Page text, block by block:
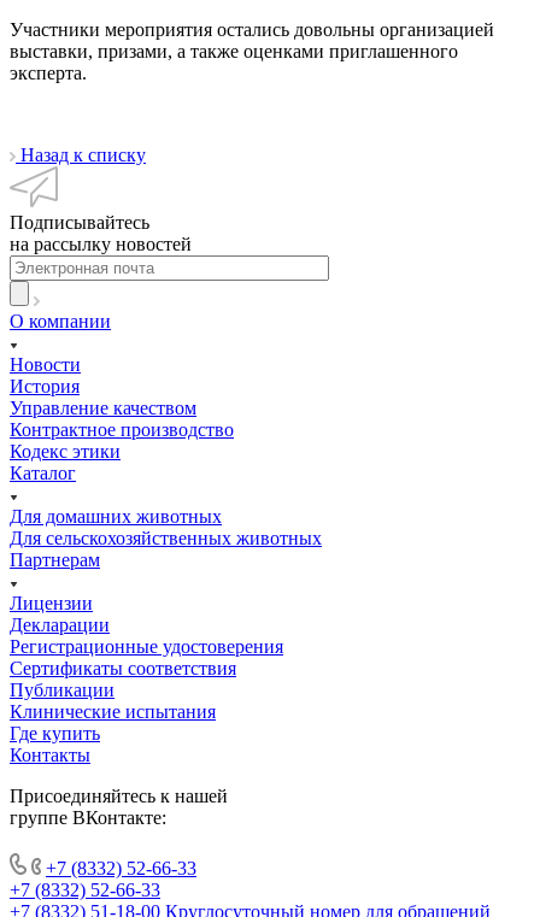
Участники мероприятия остались довольны организацией
выставки, призами, а также оценками приглашенного
эксперта.
Назад к списку
Подписывайтесь
на рассылку новостей
О компании
Новости
История
Управление качеством
Контрактное производство
Кодекс этики
Каталог
Для домашних животных
Для сельскохозяйственных животных
Партнерам
Лицензии
Декларации
Регистрационные удостоверения
Сертификаты соответствия
Публикации
Клинические испытания
Где купить
Контакты
Присоединяйтесь к нашей
группе ВКонтакте:
+7 (8332) 52-66-33
+7 (8332) 52-66-33
+7 (8332) 51-18-00 Круглосуточный номер для обращений